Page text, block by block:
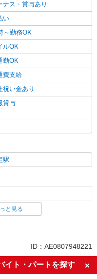
ナス・賞与あり
い
～勤務OK
ルOK
勤OK
費支給
祝い金あり
貸与
駅
書不要
験歓迎
と見る
ID：AE0807948221
イト・パートを探す